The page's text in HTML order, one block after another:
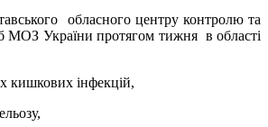
обласного центру контролю та
МОЗ України протягом тижня в області
кишкових інфекцій,